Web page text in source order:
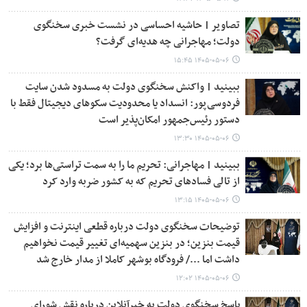
تصاویر | حاشیه احساسی در نشست خبری سخنگوی
دولت؛ مهاجرانی چه هدیه‌ای گرفت؟
۱۴۰۵-۰۵-۰۶ ۱۵:۴۵
ببینید | واکنش سخنگوی دولت به مسدود شدن سایت
فردوسی‌پور: انسداد یا محدودیت سکوهای دیجیتال فقط با
دستور رئیس‌جمهور امکان‌پذیر است
۱۴۰۵-۰۵-۰۶ ۱۳:۳۰
ببینید | مهاجرانی: تحریم ما را به سمت تراستی‌ها برد؛ یکی
از تالی فسادهای تحریم که به کشور ضربه وارد کرد
۱۴۰۵-۰۵-۰۶ ۱۳:۱۵
توضیحات سخنگوی دولت درباره قطعی اینترنت و افزایش
قیمت بنزین؛ در بنزین سهمیه‌ای تغییر قیمت نخواهیم
داشت اما .../ فرودگاه بوشهر کاملا از مدار خارج شد
۱۴۰۵-۰۵-۰۶ ۱۲:۰۲